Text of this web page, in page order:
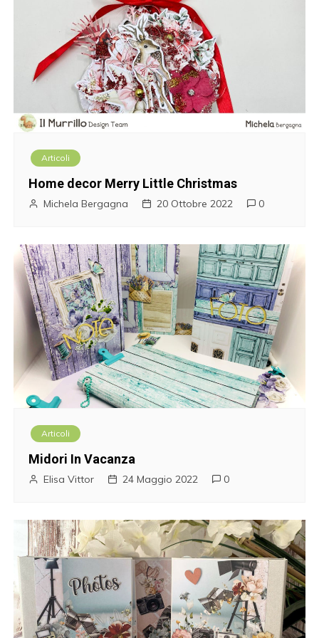
Articoli
Home decor Merry Little Christmas
Michela Bergagna 20 Ottobre 2022 0
Articoli
Midori In Vacanza
Elisa Vittor 24 Maggio 2022 0